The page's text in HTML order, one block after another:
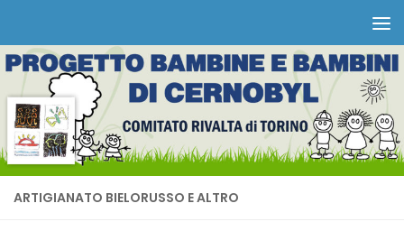
ARTIGIANATO BIELORUSSO E ALTRO